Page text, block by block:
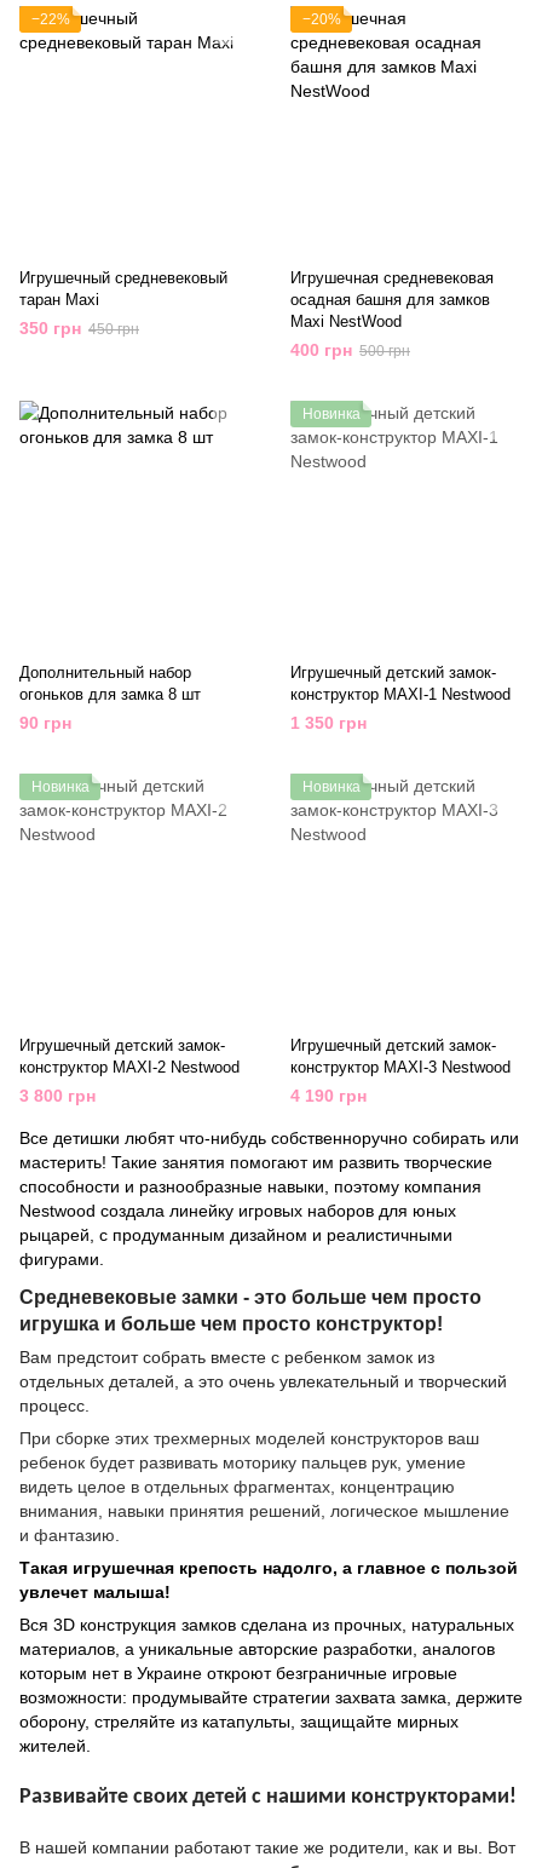
−22%
Игрушечный средневековый
таран Maxi
350 грн 450 грн
−20%
Игрушечная средневековая
осадная башня для замков
Maxi NestWood
400 грн 500 грн
Дополнительный набор
огоньков для замка 8 шт
90 грн
Новинка
Игрушечный детский замок-
конструктор MAXI-1 Nestwood
1 350 грн
Новинка
Игрушечный детский замок-
конструктор MAXI-2 Nestwood
3 800 грн
Новинка
Игрушечный детский замок-
конструктор MAXI-3 Nestwood
4 190 грн
Все детишки любят что-нибудь собственноручно собирать или
мастерить! Такие занятия помогают им развить творческие
способности и разнообразные навыки, поэтому компания
Nestwood создала линейку игровых наборов для юных
рыцарей, с продуманным дизайном и реалистичными
фигурами.
Средневековые замки - это больше чем просто
игрушка и больше чем просто конструктор!
Вам предстоит собрать вместе с ребенком замок из
отдельных деталей, а это очень увлекательный и творческий
процесс
При сборке этих трехмерных моделей конструкторов ваш
ребенок будет развивать моторику пальцев рук, умение
видеть целое в отдельных фрагментах, концентрацию
внимания, навыки принятия решений, логическое мышление
и фантазию.
Такая игрушечная крепость надолго, а главное с пользой
увлечет малыша!
Вся 3D конструкция замков сделана из прочных, натуральных
материалов, а уникальные авторские разработки, аналогов
которым нет в Украине откроют безграничные игровые
возможности: продумывайте стратегии захвата замка, держите
оборону, стреляйте из катапульты, защищайте мирных
жителей.
Развивайте своих детей с нашими конструкторами!
В нашей компании работают такие же родители, как и вы. Вот